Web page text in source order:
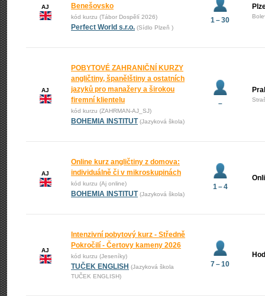
AJ
Benešovsko
kód kurzu (Tábor Dospělí 2026)
Perfect World s.r.o. (Sídlo Plzeň )
1 – 30
AJ
POBYTOVÉ ZAHRANIČNÍ KURZY
angličtiny, španělštiny a ostatních
jazyků pro manažery a širokou
firemní klientelu
kód kurzu (ZAHRMAN-AJ_SJ)
BOHEMIA INSTITUT (Jazyková škola)
–
AJ
Online kurz angličtiny z domova:
individuálně či v mikroskupinách
kód kurzu (Aj online)
BOHEMIA INSTITUT (Jazyková škola)
1 – 4
AJ
Intenzivní pobytový kurz - Středně
Pokročilí - Čertovy kameny 2026
kód kurzu (Jeseníky)
TUČEK ENGLISH (Jazyková škola
TUČEK ENGLISH)
7 – 10